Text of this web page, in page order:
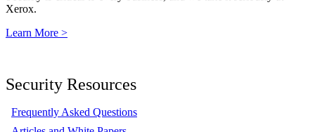
Xerox.
Learn More >
Security Resources
Frequently Asked Questions